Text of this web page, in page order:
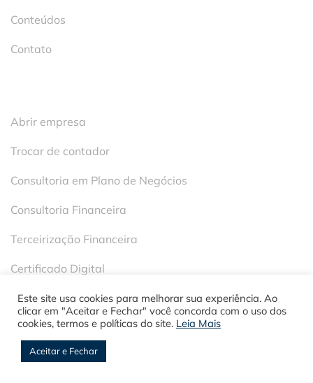
Conteúdos
Contato
Abrir empresa
Trocar de contador
Consultoria em Plano de Negócios
Consultoria Financeira
Terceirização Financeira
Certificado Digital
Incentivos Fiscais no ES
Declaração IRPF
Migrar de MEI para ME
Este site usa cookies para melhorar sua experiência. Ao
clicar em "Aceitar e Fechar" você concorda com o uso dos
cookies, termos e políticas do site. Leia Mais
Aceitar e Fechar